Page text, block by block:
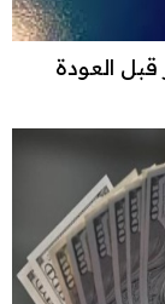
قبل العودة